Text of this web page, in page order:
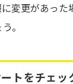
変更があっ
。
トをチェッ